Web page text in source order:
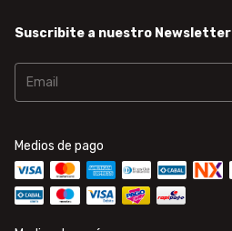
Suscribite a nuestro Newsletter
Medios de pago